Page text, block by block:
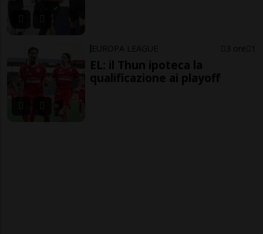
EUROPA LEAGUE 3 ore 1
EL: il Thun ipoteca la
qualificazione ai playoff